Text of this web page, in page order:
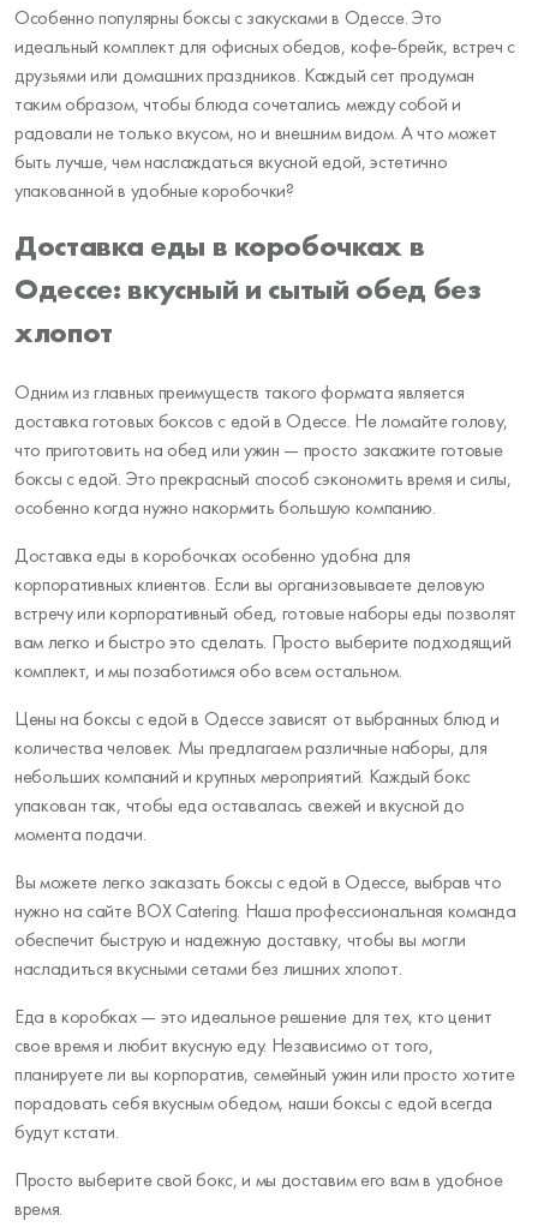
Особенно популярны боксы с закусками в Одессе. Это
идеальный комплект для офисных обедов, кофе-брейк, встреч с
друзьями или домашних праздников. Каждый сет продуман
таким образом, чтобы блюда сочетались между собой и
радовали не только вкусом, но и внешним видом. А что может
быть лучше, чем наслаждаться вкусной едой, эстетично
упакованной в удобные коробочки?
Доставка еды в коробочках в
Одессе: вкусный и сытый обед без
хлопот
Одним из главных преимуществ такого формата является
доставка готовых боксов с едой в Одессе. Не ломайте голову,
что приготовить на обед или ужин — просто закажите готовые
боксы с едой. Это прекрасный способ сэкономить время и силы,
особенно когда нужно накормить большую компанию.
Доставка еды в коробочках особенно удобна для
корпоративных клиентов. Если вы организовываете деловую
встречу или корпоративный обед, готовые наборы еды позволят
вам легко и быстро это сделать. Просто выберите подходящий
комплект, и мы позаботимся обо всем остальном.
Цены на боксы с едой в Одессе зависят от выбранных блюд и
количества человек. Мы предлагаем различные наборы, для
небольших компаний и крупных мероприятий. Каждый бокс
упакован так, чтобы еда оставалась свежей и вкусной до
момента подачи.
Вы можете легко заказать боксы с едой в Одессе, выбрав что
нужно на сайте BOX Catering. Наша профессиональная команда
обеспечит быструю и надежную доставку, чтобы вы могли
насладиться вкусными сетами без лишних хлопот.
Еда в коробках — это идеальное решение для тех, кто ценит
свое время и любит вкусную еду. Независимо от того,
планируете ли вы корпоратив, семейный ужин или просто хотите
порадовать себя вкусным обедом, наши боксы с едой всегда
будут кстати.
Просто выберите свой бокс, и мы доставим его вам в удобное
время.